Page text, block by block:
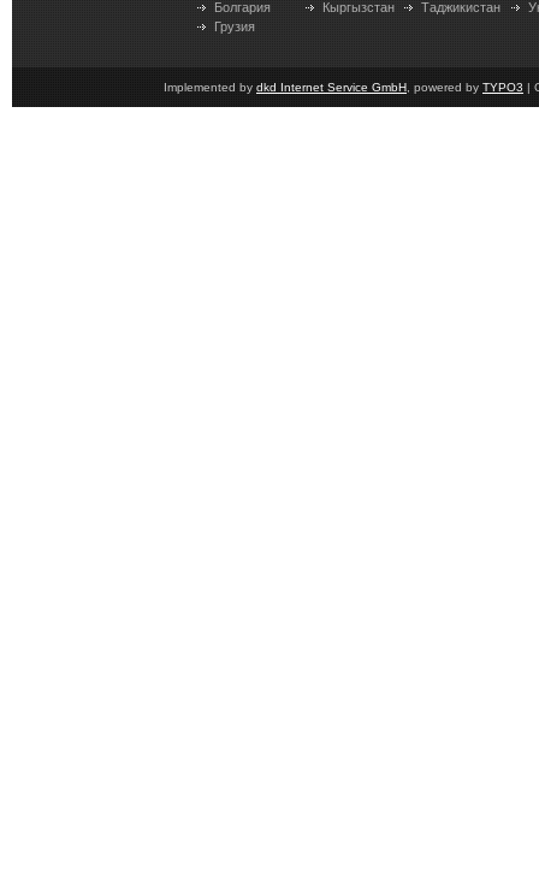
Болгария
Грузия
Кыргызстан Таджикистан
Implemented by dkd Internet Service GmbH , powered by TYPO3 |